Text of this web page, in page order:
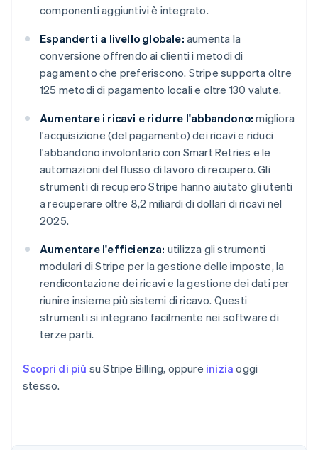
componenti aggiuntivi è integrato.
Espanderti a livello globale: aumenta la
conversione offrendo ai clienti i metodi di
pagamento che preferiscono. Stripe supporta oltre
125 metodi di pagamento locali e oltre 130 valute.
Aumentare i ricavi e ridurre l'abbandono: migliora
l'acquisizione (del pagamento) dei ricavi e riduci
l'abbandono involontario con Smart Retries e le
automazioni del flusso di lavoro di recupero. Gli
strumenti di recupero Stripe hanno aiutato gli utenti
a recuperare oltre 8,2 miliardi di dollari di ricavi nel
2025.
Aumentare l'efficienza: utilizza gli strumenti
modulari di Stripe per la gestione delle imposte, la
rendicontazione dei ricavi e la gestione dei dati per
riunire insieme più sistemi di ricavo. Questi
strumenti si integrano facilmente nei software di
terze parti.
Scopri di più su Stripe Billing, oppure inizia oggi
stesso.
Austria